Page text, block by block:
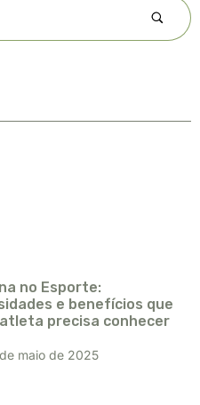
no Esporte:
e benefícios que
precisa conhecer
maio de 2025